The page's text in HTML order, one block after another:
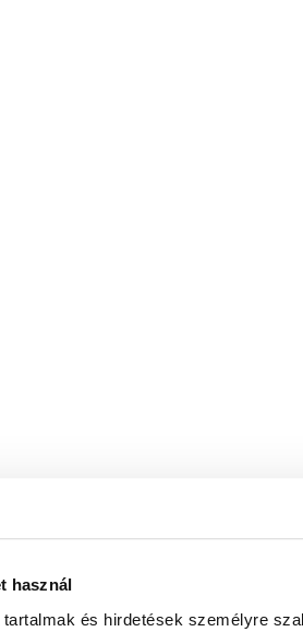
használ
és hirdetések személyre